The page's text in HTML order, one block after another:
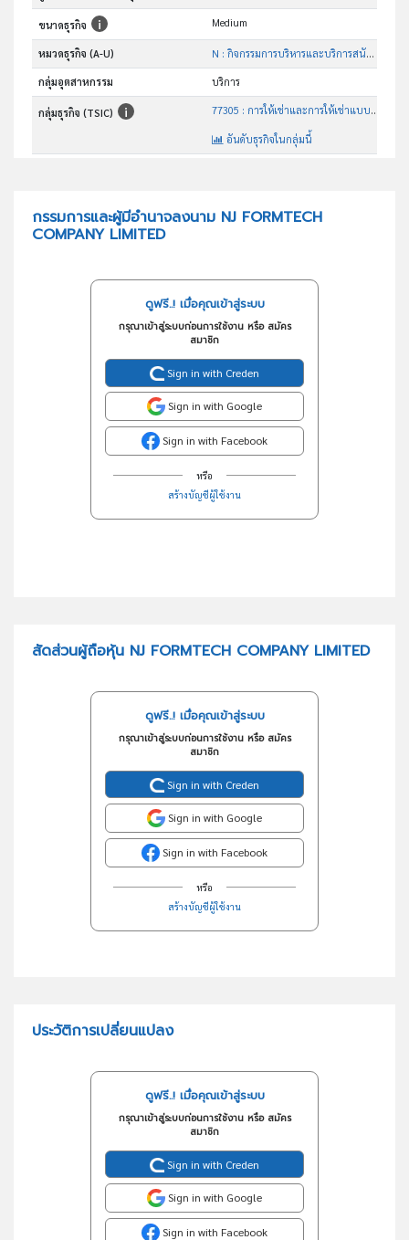
ขนาดธุรกิจ Medium
หมวดธุรกิจ (A-U) N : กิจกรรมการบริหารและบริการสนับสนุน
กลุ่มอุตสาหกรรม บริการ
กลุ่มธุรกิจ (TSIC) 77305 : การให้เช่าและการให้เช่าแบบลีสซิ่งเครื่องจักรและอุปกรณ์ ที่ใช้ในการก่อสร้างและงานวิศวกรรมโยธา
อันดับธุรกิจในกลุ่มนี้
กรรมการและผู้มีอำนาจลงนาม NJ FORMTECH
COMPANY LIMITED
ดูฟรี..! เมื่อคุณเข้าสู่ระบบ
กรุณาเข้าสู่ระบบก่อนการใช้งาน หรือ สมัคร
สมาชิก
Sign in with Creden
Sign in with Google
Sign in with Facebook
หรือ
สร้างบัญชีผู้ใช้งาน
สัดส่วนผู้ถือหุ้น NJ FORMTECH COMPANY LIMITED
ดูฟรี..! เมื่อคุณเข้าสู่ระบบ
กรุณาเข้าสู่ระบบก่อนการใช้งาน หรือ สมัคร
สมาชิก
Sign in with Creden
Sign in with Google
Sign in with Facebook
หรือ
สร้างบัญชีผู้ใช้งาน
ประวัติการเปลี่ยนแปลง
ดูฟรี..! เมื่อคุณเข้าสู่ระบบ
กรุณาเข้าสู่ระบบก่อนการใช้งาน หรือ สมัคร
สมาชิก
Sign in with Creden
Sign in with Google
Sign in with Facebook